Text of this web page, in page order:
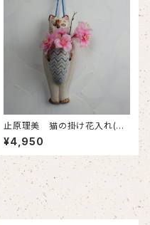
止原理美 猫の掛け花入れ(シ
ャム猫)
¥4,950